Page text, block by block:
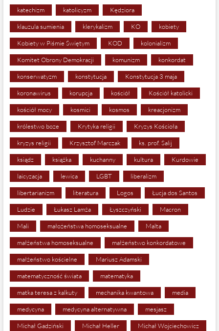
katechizm katolicyzm Kędziora
klauzula sumienia klerykalizm KO kobiety
Kobiety w Piśmie Świętym KOD kolonializm
Komitet Obrony Demokracji komunizm konkordat
konserwatyzm konstytucja Konstytucja 3 maja
koronawirus korupcja kościół Kościół katolicki
kościół mocy kosmici kosmos kreacjonizm
królestwo boze Krytyka religii Kryzys Kościoła
kryzys religii Krzysztof Marczak ks. prof. Salij
ksiądz książka kuchanny kultura Kurdowie
laicyzacja lewica LGBT liberalizm
libertarianizm literatura Logos Łucja dos Santos
Ludzie Łukasz Lamża Łyszczyński Macron
Mali małożeństwa homoseksualne Malta
małżeństwa homoseksualne małżeństwo konkordatowe
małżeństwo kościelne Mariusz Adamski
matematyczność świata matematyka
matka teresa z kalkuty mechanika kwantowa media
medycyna medycyna alternatywna mesjasz
Michał Gadziński Michał Heller Michał Wojciechowicz